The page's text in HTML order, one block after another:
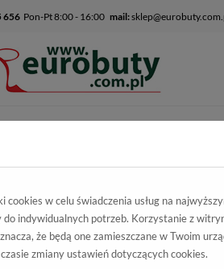
656 Pon-Pt 8:00 - 16:00 mail:
w celu świadczenia usług na
indywidualnych potrzeb. Korzystanie z
że będą one zamieszczane w Twoim
zmiany ustawień dotyczących cookies.